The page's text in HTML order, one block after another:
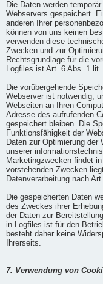
Die Daten werden
Webservers gespeichert.
anderen Ihrer
können von uns keinen
verwenden diese
Zwecken und zur
Rechtsgrundlage für die
Logfiles ist Art. 6 Abs. 1
Die vorübergehende
Webserver ist notwendig,
Webseiten an Ihren
Adresse des aufrufenden
gespeichert bleiben. Die
Funktionsfähigkeit der
Daten zur Optimierung
unserer
Marketingzwecken findet
vorstehenden Zwecken
Datenverarbeitung nach
Die gespeicherten Daten
des Zweckes ihrer
der Daten zur
in Logfiles ist für den
besteht daher keine
Ihrerseits.
7. Verwendung von